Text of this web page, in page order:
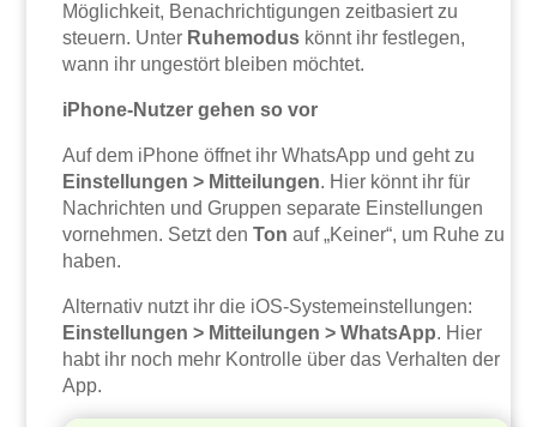
Möglichkeit, Benachrichtigungen zeitbasiert zu
steuern. Unter Ruhemodus könnt ihr festlegen,
wann ihr ungestört bleiben möchtet.
iPhone-Nutzer gehen so vor
Auf dem iPhone öffnet ihr WhatsApp und geht zu
Einstellungen > Mitteilungen. Hier könnt ihr für
Nachrichten und Gruppen separate Einstellungen
vornehmen. Setzt denTon auf „Keiner“, um Ruhe zu
haben.
Alternativ nutzt ihr die iOS-Systemeinstellungen:
Einstellungen > Mitteilungen > WhatsApp. Hier
habt ihr noch mehr Kontrolle über das Verhalten der
App.